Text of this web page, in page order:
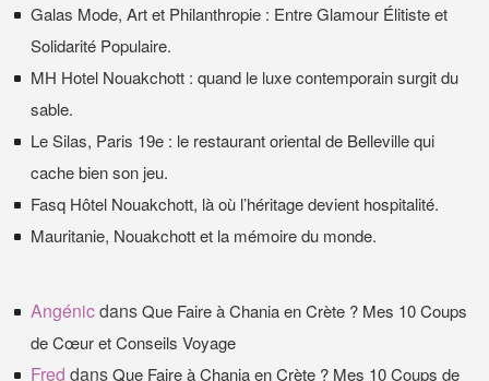
Galas Mode, Art et Philanthropie : Entre Glamour Élitiste et
Solidarité Populaire.
MH Hotel Nouakchott : quand le luxe contemporain surgit du
sable.
Le Silas, Paris 19e : le restaurant oriental de Belleville qui
cache bien son jeu.
Fasq Hôtel Nouakchott, là où l’héritage devient hospitalité.
Mauritanie, Nouakchott et la mémoire du monde.
AngénicdansQue Faire à Chania en Crète ? Mes 10 Coups
de Cœur et Conseils Voyage
Fred dansQue Faire à Chania en Crète ? Mes 10 Coups de